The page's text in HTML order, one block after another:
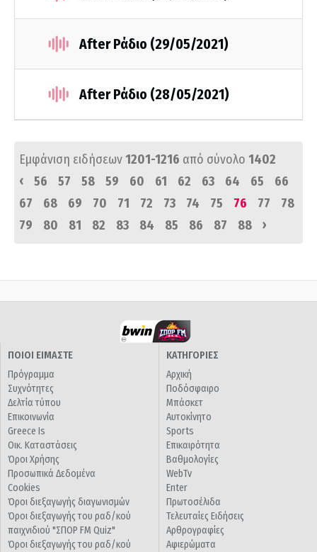
After Ράδιο (29/05/2021)
After Ράδιο (28/05/2021)
Εμφάνιση ειδήσεων1201-1216 από σύνολο 1402
‹
56 57 58 59 60 61 62 63 64 65
66
67
68 69 70 71 72 73 74 75 76 77
78
79
80 81 82 83 84 85 86 87 88 ›
ΠΟΙΟΙ ΕΙΜΑΣΤΕ
Πρόγραμμα
Συχνότητες
Δελτία τύπου
Επικοινωνία
Greece Is
Οικ. Καταστάσεις
Όροι Χρήσης
Προσωπικά Δεδομένα
Cookies
Όροι διεξαγωγής διαγωνισμών
Όροι διεξαγωγής του ραδ/κού
παιχνιδιού "ΣΠΟΡ FM Quiz"
Όροι διεξαγωγής του ραδ/κού
ΚΑΤΗΓΟΡΙΕΣ
Αρχική
Ποδόσφαιρο
Μπάσκετ
Αυτοκίνητο
Sports
Επικαιρότητα
Βαθμολογίες
WebTv
Enter
Πρωτοσέλιδα
Τελευταίες Ειδήσεις
Αρθρογραφίες
Αφιερώματα